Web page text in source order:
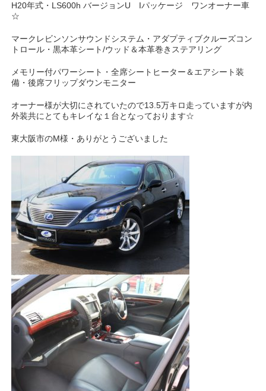
H20年式・LS600h バージョンU Iパッケージ ワンオーナー車
☆
マークレビンソンサウンドシステム・ アダプティブクルーズコン
トロール・黒本革シート/ウッド＆本革巻きステアリング
メモリー付パワーシート・全席シートヒーター＆エアシート装
備・後席フリップダウンモニター
オーナー様が大切にされていたので13.5万キロ走っていますが内
外装共にとてもキレイな１台となっております☆
東大阪市のM様・ありがとうございました